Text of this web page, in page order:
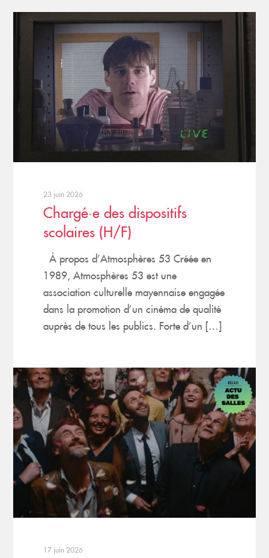
23 juin 2026
Chargé·e des dispositifs
scolaires (H/F)
À propos d’Atmosphères 53 Créée en
1989, Atmosphères 53 est une
association culturelle mayennaise engagée
dans la promotion d’un cinéma de qualité
auprès de tous les publics. Forte d’un […]
17 juin 2026